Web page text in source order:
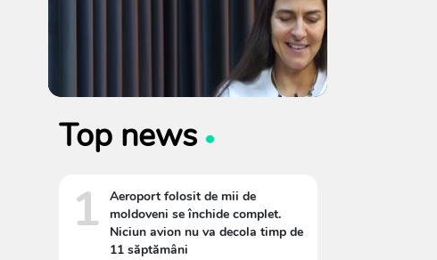
Top news
1
Aeroport folosit de mii de
moldoveni se închide complet.
Niciun avion nu va decola timp de
11 săptămâni